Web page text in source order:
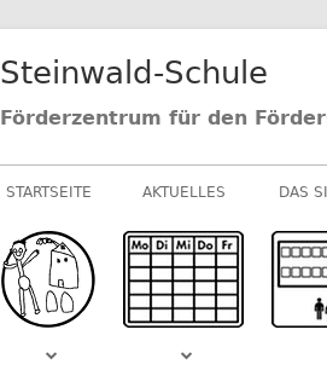
Steinwald-Schule
Förderzentrum für den
Primäres
Menü
STARTSEITE AKTUELLES DAS